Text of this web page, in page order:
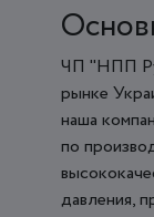
ЧП "НПП
рынке
наша
по
давления,